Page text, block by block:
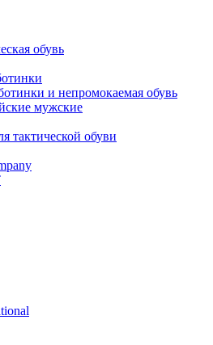
обувь
и непромокаемая обувь
мужские
тактической обуви